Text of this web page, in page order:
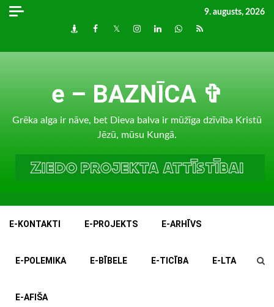
Skip
9. augusts, 2026
DraugiemFacebook
TwitterInstagram
LinkedInwhatsapp
RSS
e – BAZNĪCA ✞
Grēka alga ir nāve, bet Dieva balva ir mūžīga dzīvība Kristū
Jēzū, mūsu Kungā.
E-KONTAKTI E-PROJEKTS E-ARHĪVS
E-POLEMIKA E-BĪBELE E-TICĪBA E-LTA
E-AFIŠA